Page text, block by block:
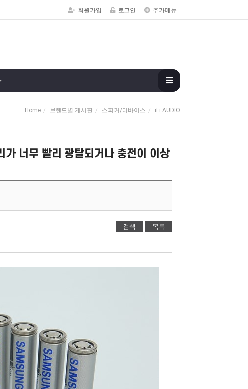
회원가입 로그인 추가메뉴
Home 브랜드별 게시판 스피커/디바이스 iFi AUDIO
가 너무 빨리 광탈되거나 충전이 이상
검색 목록